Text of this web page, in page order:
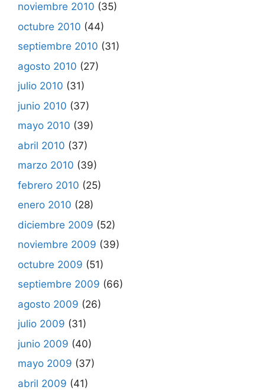
noviembre 2010 (35)
octubre 2010 (44)
septiembre 2010 (31)
agosto 2010 (27)
julio 2010 (31)
junio 2010 (37)
mayo 2010 (39)
abril 2010 (37)
marzo 2010 (39)
febrero 2010 (25)
enero 2010 (28)
diciembre 2009 (52)
noviembre 2009 (39)
octubre 2009 (51)
septiembre 2009 (66)
agosto 2009 (26)
julio 2009 (31)
junio 2009 (40)
mayo 2009 (37)
abril 2009 (41)